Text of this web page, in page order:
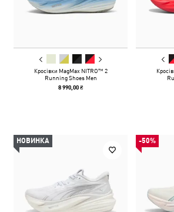
Кросівки MagMax NITRO™ 2
Running Shoes Men
8 990,00 ₴
НОВИНКА -50%